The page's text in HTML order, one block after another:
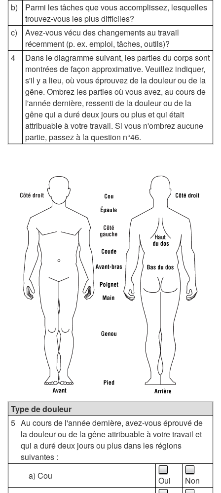
b)
Parmi les tâches que vous accomplissez, lesquelles
trouvez-vous les plus difficiles?
c)
Avez-vous vécu des changements au travail
récemment (p. ex. emploi, tâches, outils)?
4
Dans le diagramme suivant, les parties du corps sont
montrées de façon approximative. Veuillez indiquer,
s'il y a lieu, où vous éprouvez de la douleur ou de la
gêne. Ombrez les parties où vous avez, au cours de
l'année dernière, ressenti de la douleur ou de la
gêne qui a duré deux jours ou plus et qui était
attribuable à votre travail. Si vous n'ombrez aucune
partie, passez à la question n°46.
Type de douleur
5 Au cours de l'année dernière, avez-vous éprouvé de
la douleur ou de la gêne attribuable à votre travail et
qui a duré deux jours ou plus dans les régions
suivantes :
a) Cou
Oui
Non